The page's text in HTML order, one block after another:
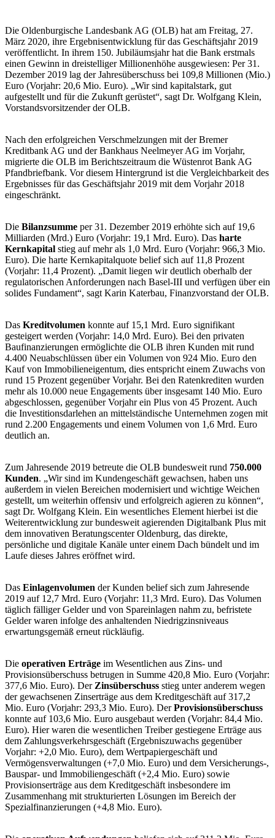
Die Oldenburgische Landesbank AG (OLB) hat am Freitag, 27.
März 2020, ihre Ergebnisentwicklung für das Geschäftsjahr 2019
veröffentlicht. In ihrem 150. Jubiläumsjahr hat die Bank erstmals
einen Gewinn in dreistelliger Millionenhöhe ausgewiesen: Per 31.
Dezember 2019 lag der Jahresüberschuss bei 109,8 Millionen (Mio.)
Euro (Vorjahr: 20,6 Mio. Euro). „Wir sind kapitalstark, gut
aufgestellt und für die Zukunft gerüstet“, sagt Dr. Wolfgang Klein,
Vorstandsvorsitzender der OLB.
Nach den erfolgreichen Verschmelzungen mit der Bremer
Kreditbank AG und der Bankhaus Neelmeyer AG im Vorjahr,
migrierte die OLB im Berichtszeitraum die Wüstenrot Bank AG
Pfandbriefbank. Vor diesem Hintergrund ist die Vergleichbarkeit des
Ergebnisses für das Geschäftsjahr 2019 mit dem Vorjahr 2018
eingeschränkt.
Die Bilanzsumme per 31. Dezember 2019 erhöhte sich auf 19,6
Milliarden (Mrd.) Euro (Vorjahr: 19,1 Mrd. Euro). Das harte
Kernkapital stieg auf mehr als 1,0 Mrd. Euro (Vorjahr: 966,3 Mio.
Euro). Die harte Kernkapitalquote belief sich auf 11,8 Prozent
(Vorjahr: 11,4 Prozent). „Damit liegen wir deutlich oberhalb der
regulatorischen Anforderungen nach Basel-III und verfügen über ein
solides Fundament“, sagt Karin Katerbau, Finanzvorstand der OLB.
Das Kreditvolumen konnte auf 15,1 Mrd. Euro signifikant
gesteigert werden (Vorjahr: 14,0 Mrd. Euro). Bei den privaten
Baufinanzierungen ermöglichte die OLB ihren Kunden mit rund
4.400 Neuabschlüssen über ein Volumen von 924 Mio. Euro den
Kauf von Immobilieneigentum, dies entspricht einem Zuwachs von
rund 15 Prozent gegenüber Vorjahr. Bei den Ratenkrediten wurden
mehr als 10.000 neue Engagements über insgesamt 140 Mio. Euro
abgeschlossen, gegenüber Vorjahr ein Plus von 45 Prozent. Auch
die Investitionsdarlehen an mittelständische Unternehmen zogen mit
rund 2.200 Engagements und einem Volumen von 1,6 Mrd. Euro
deutlich an.
Zum Jahresende 2019 betreute die OLB bundesweit rund 750.000
Kunden. „Wir sind im Kundengeschäft gewachsen, haben uns
außerdem in vielen Bereichen modernisiert und wichtige Weichen
gestellt, um weiterhin offensiv und erfolgreich agieren zu können“,
sagt Dr. Wolfgang Klein. Ein wesentliches Element hierbei ist die
Weiterentwicklung zur bundesweit agierenden Digitalbank Plus mit
dem innovativen Beratungscenter Oldenburg, das direkte,
persönliche und digitale Kanäle unter einem Dach bündelt und im
Laufe dieses Jahres eröffnet wird.
Das Einlagenvolumen der Kunden belief sich zum Jahresende
2019 auf 12,7 Mrd. Euro (Vorjahr: 11,3 Mrd. Euro). Das Volumen
täglich fälliger Gelder und von Spareinlagen nahm zu, befristete
Gelder waren infolge des anhaltenden Niedrigzinsniveaus
erwartungsgemäß erneut rückläufig.
Die operativen Erträge im Wesentlichen aus Zins- und
Provisionsüberschuss betrugen in Summe 420,8 Mio. Euro (Vorjahr:
377,6 Mio. Euro). Der Zinsüberschuss stieg unter anderem wegen
der gewachsenen Zinserträge aus dem Kreditgeschäft auf 317,2
Mio. Euro (Vorjahr: 293,3 Mio. Euro). DerProvisionsüberschuss
konnte auf 103,6 Mio. Euro ausgebaut werden (Vorjahr: 84,4 Mio.
Euro). Hier waren die wesentlichen Treiber gestiegene Erträge aus
dem Zahlungsverkehrsgeschäft (Ergebniszuwachs gegenüber
Vorjahr: +2,0 Mio. Euro), dem Wertpapiergeschäft und
Vermögensverwaltungen (+7,0 Mio. Euro) und dem Versicherungs-,
Bauspar- und Immobiliengeschäft (+2,4 Mio. Euro) sowie
Provisionserträge aus dem Kreditgeschäft insbesondere im
Zusammenhang mit strukturierten Lösungen im Bereich der
Spezialfinanzierungen (+4,8 Mio. Euro).